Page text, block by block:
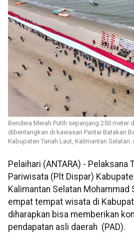
Bendera Merah Putih sepanjang 250 meter
dibentangkan di kawasan Pantai Batakan
Kabupaten Tanah Laut, Kalimantan Selatan.
Pelaihari (ANTARA) - Pelaksana
Pariwisata (Plt Dispar)
Kalimantan Selatan Mohammad
empat tempat wisata di
diharapkan bisa memberikan
pendapatan asli daerah (PAD).